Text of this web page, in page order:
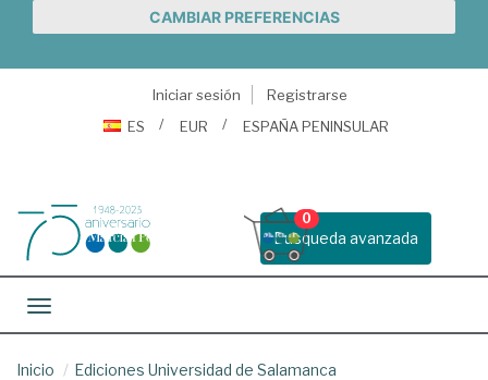
CAMBIAR PREFERENCIAS
Iniciar sesión
Registrarse
ES
EUR ESPAÑA PENINSULAR
Busqueda avanzada
0
Toggle navigation
Inicio Ediciones Universidad de Salamanca